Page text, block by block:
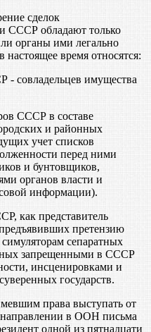
сделок
СССР обладают только
органы ими легально
время относятся:
- совладельцев имущества
СССР в составе
и районных
учет списков
перед ними
и бунтовщиков,
органов власти и
информации).
как представитель
претензию
сепаратных
запрещенными в СССР
инсценировками и
государств.
права выступать от
в ООН письма
одной из пятнадцати